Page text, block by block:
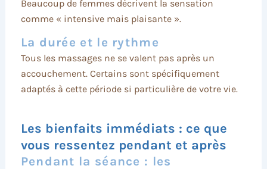
Beaucoup de femmes décrivent la sensation
comme « intensive mais plaisante ».
La durée et le rythme
Tous les massages ne se valent pas après un
accouchement. Certains sont spécifiquement
adaptés à cette période si particulière de votre vie.
Les bienfaits immédiats : ce que
vous ressentez pendant et après
Pendant la séance : les